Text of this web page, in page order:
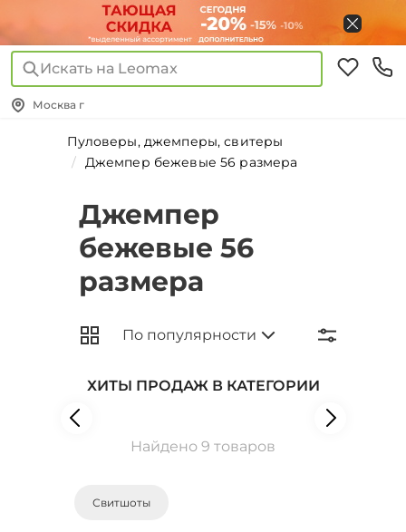
Искать на Leomax
Москва г
Пуловеры, джемперы, свитеры
Джемпер бежевые 56 размера
Джемпер
бежевые 56
размера
ХИТЫ ПРОДАЖ В КАТЕГОРИИ
Найдено 9 товаров
Свитшоты